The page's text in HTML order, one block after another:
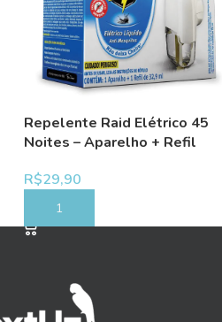
Repelente Raid Elétrico 45
Noites – Aparelho + Refil
R$29,90
COMPRAR